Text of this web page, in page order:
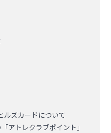
ルズカードについて
アトレクラブポイント」